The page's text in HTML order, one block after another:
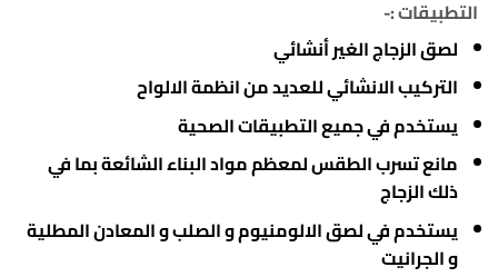
التطبيقات :-
لصق الزجاج الغير أنشائي
التركيب الانشائي للعديد من انظمة الالواح
يستخدم في جميع التطبيقات الصحية
مانع تسرب الطقس لمعظم مواد البناء الشائعة بما في
ذلك الزجاج
يستخدم في لصق الالومنيوم و الصلب و المعادن المطلية
و الجرانيت